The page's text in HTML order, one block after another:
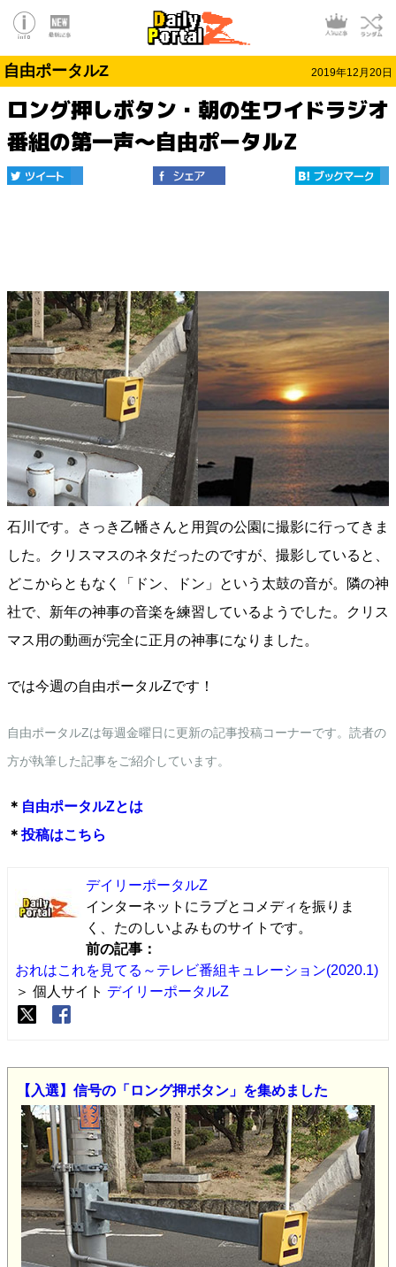
自由ポータルZ 2019年12月20日
ロング押しボタン・朝の生ワイドラジオ
番組の第一声～自由ポータルZ
石川です。さっき乙幡さんと用賀の公園に撮影に行ってきま
した。クリスマスのネタだったのですが、撮影していると、
どこからともなく「ドン、ドン」という太鼓の音が。隣の神
社で、新年の神事の音楽を練習しているようでした。クリス
マス用の動画が完全に正月の神事になりました。
では今週の自由ポータルZです！
自由ポータルZは毎週金曜日に更新の記事投稿コーナーです。読者の
方が執筆した記事をご紹介しています。
＊ 自由ポータルZとは
＊投稿はこちら
デイリーポータルZ
インターネットにラブとコメディを振りま
く、たのしいよみものサイトです。
前の記事：
おれはこれを見てる～テレビ番組キュレーション(2020.1)
＞ 個人サイト デイリーポータルZ
【入選】信号の「ロング押ボタン」を集めました